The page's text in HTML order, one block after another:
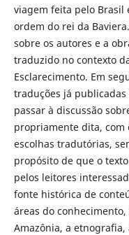
viagem feita pelo Brasil
ordem do rei da
sobre os autores e a
traduzido no contexto
Esclarecimento. Em
traduções já publicadas
passar à discussão
propriamente dita, com
escolhas tradutórias,
propósito de que o
pelos leitores
fonte histórica de
áreas do
Amazônia, a